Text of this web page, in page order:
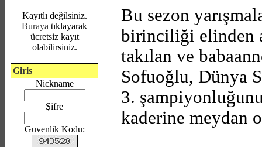
Kayıtlı değilsiniz.
Buraya tıklayarak
ücretsiz kayıt
olabilirsiniz.
Giris
Nickname
Şifre
Guvenlik Kodu:
Bu sezon
birinciliği elinden
takılan ve
Sofuoğlu, Dünya
3.
kaderine meydan